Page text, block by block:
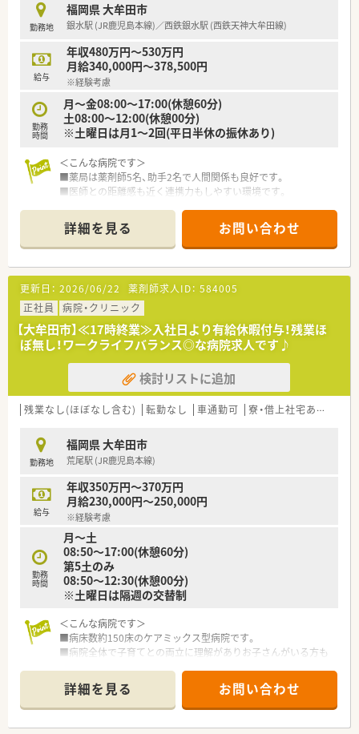
勤務地
福岡県 大牟田市
銀水駅 (JR鹿児島本線)／西鉄銀水駅 (西鉄天神大牟田線)
給与
年収480万円～530万円
月給340,000円～378,500円
※経験考慮
勤務
時間
月～金08:00～17:00(休憩60分)
土08:00～12:00(休憩00分)
※土曜日は月1～2回(平日半休の振休あり)
＜こんな病院です＞
■薬局は薬剤師5名、助手2名で人間関係も良好です。
■医師との距離感も近く連携力もしやすい環境です。
■残業ほぼ無し！定時で帰れます！
■有給休暇の消化率は70%以上と高水準です♪
■新卒でも病院未経験の方も大歓迎です！
詳細を見る お問い合わせ
更新日： 2026/06/22 薬剤師求人ID： 584005
正社員
病院・クリニック
【大牟田市】≪17時終業≫入社日より有給休暇付与！残業ほ
ぼ無し！ワークライフバランス◎な病院求人です♪
検討リストに追加
残業なし(ほぼなし含む) 転勤なし 車通勤可 寮・借上社宅あり
勤務地
福岡県 大牟田市
荒尾駅 (JR鹿児島本線)
給与
年収350万円～370万円
月給230,000円～250,000円
※経験考慮
勤務
時間
月～土
08:50～17:00(休憩60分)
第5土のみ
08:50～12:30(休憩00分)
※土曜日は隔週の交替制
＜こんな病院です＞
■病床数約150床のケアミックス型病院です。
■病院全体で子育てとの両立に理解がありお子さんがいる方も
■外来は院外処方です。
■入院患者様の定期処方や関連施設(新設の介護医療院)への定
期処方の調剤・監査業務がメインとなります。
■病棟業務はほぼやっておらず、ミキシングなどもございませ
詳細を見る お問い合わせ